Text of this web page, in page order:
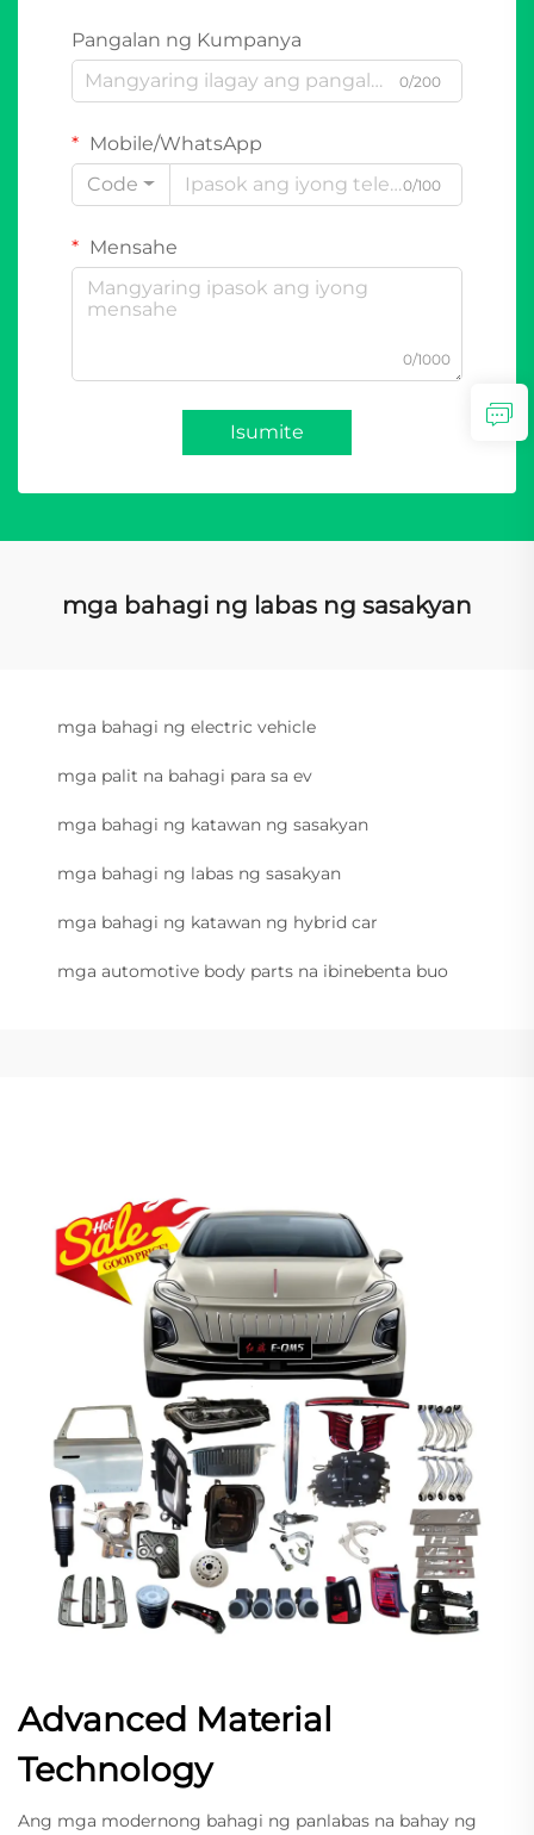
Pangalan ng Kumpanya
0/200
Mobile/WhatsApp
Code
0/100
Mensahe
0/1000
Isumite
mga bahagi ng labas ng sasakyan
mga bahagi ng electric vehicle
mga palit na bahagi para sa ev
mga bahagi ng katawan ng sasakyan
mga bahagi ng labas ng sasakyan
mga bahagi ng katawan ng hybrid car
mga automotive body parts na ibinebenta buo
Advanced Material
Technology
Ang mga modernong bahagi ng panlabas na bahay ng